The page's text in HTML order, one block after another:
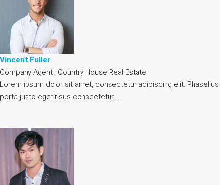
Vincent Fuller
Company Agent , Country House Real Estate
Lorem ipsum dolor sit amet, consectetur adipiscing elit. Phasellus
porta justo eget risus consectetur,…